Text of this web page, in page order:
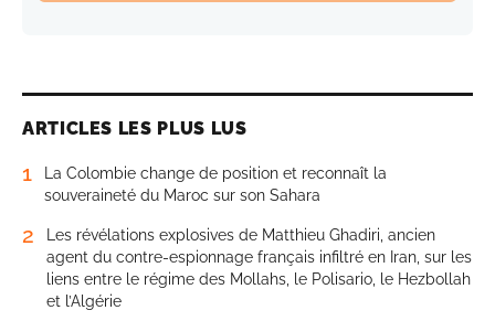
ARTICLES LES PLUS LUS
1
La Colombie change de position et reconnaît la
souveraineté du Maroc sur son Sahara
2
Les révélations explosives de Matthieu Ghadiri, ancien
agent du contre-espionnage français infiltré en Iran, sur les
liens entre le régime des Mollahs, le Polisario, le Hezbollah
et l’Algérie